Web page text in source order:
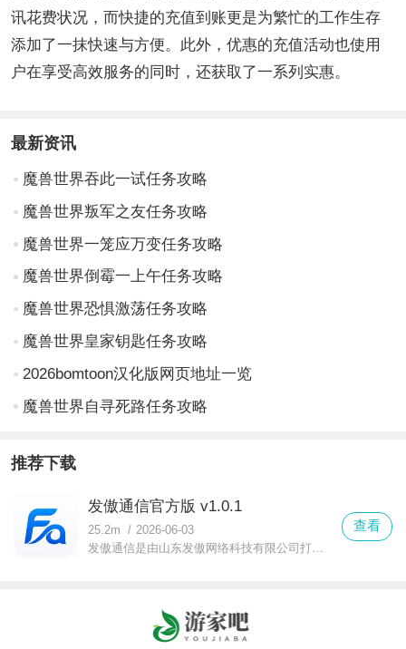
讯花费状况，而快捷的充值到账更是为繁忙的工作生存
添加了一抹快速与方便。此外，优惠的充值活动也使用
户在享受高效服务的同时，还获取了一系列实惠。
最新资讯
魔兽世界吞此一试任务攻略
魔兽世界叛军之友任务攻略
魔兽世界一笼应万变任务攻略
魔兽世界倒霉一上午任务攻略
魔兽世界恐惧激荡任务攻略
魔兽世界皇家钥匙任务攻略
2026bomtoon汉化版网页地址一览
魔兽世界自寻死路任务攻略
推荐下载
发傲通信官方版 v1.0.1
25.2m / 2026-06-03
发傲通信是由山东发傲网络科技有限公司打造的一款综合性通信服务平台，为用户提供便捷、实惠的话费充值、号卡办理、设备管理等等多项功能，让大家可以在软件中轻松处理各项事件，有需要就快来下载吧！
查看